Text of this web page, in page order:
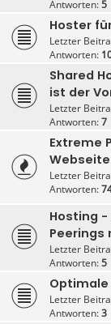
Antworten:5
Hoster
Letzter
Antworten:
Shared
ist der
Letzter
Antworten:7
Extreme
Letzter
Antworten:
Hosting
Peerings
Letzter
Antworten:5
Letzter
Antworten:3